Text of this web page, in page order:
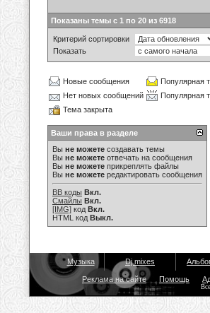
Показаны темы с 1 по 20 из 6918
Критерий сортировки
Показать
Новые сообщения
Популярная
Нет новых сообщений
Популярная
Тема закрыта
Ваши права в разделе
Вы не можете создавать темы
Вы не можете отвечать на сообщения
Вы не можете прикреплять файлы
Вы не можете редактировать сообщения
BB коды Вкл.
Смайлы Вкл.
[IMG] код Вкл.
HTML код Выкл.
Музыка Dj mixes
Реклама на сайте Помощь